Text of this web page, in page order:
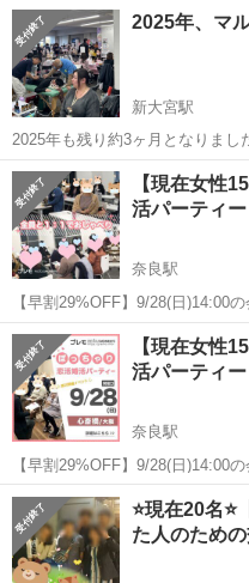
2025年、マ
新大宮駅
2025年も残り約3ヶ月となりま
ているマルシェは年内 大小合わ
あります。 それらのマルシェへの出店を推薦させていただいてます。
出店の推薦させていただ...
奈良 奈良市 新大宮駅
【現在女性
活パーティ
奈良駅
【早割29%OFF】9/28(日)14:00の
在：女性満員：男性残2席 心斎橋 / 大阪《開催地》 詳細ページ：
https://premo.info/250928a ...
奈良 奈良市 奈良駅
【現在女性
活パーティ
奈良駅
【早割29%OFF】9/28(日)14:00の
在：女性満員 キャンセル待ち募集中：男性残2
地》 詳細ページ：https://
奈良 奈良市 奈良駅
⭐現在20名
た人のため